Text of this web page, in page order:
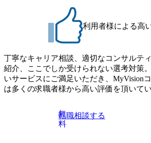
どはなく、個別選考のみの実施を予定し
りの拘束時間は1時間～最大2時間半程度
※1次面接と最終面接の間をなるべく空け
おりますが、調整が叶わないケースもご
ン 書類選考通過者
ラインまたはオフラインの実施 ※東京オ
募となります。他オフィス希望を含めた
たしかねますのでご了承ください ● フル
歴を2年以上お持ちの方で、東京オフィス
ポジションに応募意思がある方 ● 英語・
ネスレベルの方 ※日本語が母国語でな
試験N1またはそれ相当の上級レベルの日
力)
利用者様による高
丁寧なキャリア相談、適切なコンサルテ
紹介、ここでしか受けられない選考対策
いサービスにご満足いただき、MyVision
は多くの求職者様から高い評価を頂いてい
無
料
転職相談する